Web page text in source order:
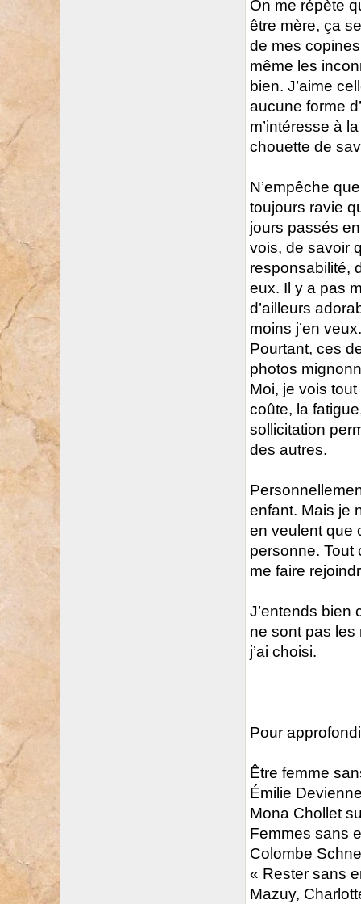
On me répète
être mère, ça
de mes
même les
bien. J’aime
aucune forme
m’intéresse à
chouette de
N’empêche
toujours ravie
jours passés
vois, de savoir
responsabilité,
eux. Il y a pas
d’ailleurs
moins j’en
Pourtant, ces
photos
Moi, je vois
coûte, la
sollicitation
des autres.
enfant. Mais je
en veulent que
personne. Tout
me faire
J’entends bien
ne sont pas les
j’ai choisi.
Pour
Être femme
Émilie
Mona Chollet
Femmes sans
Colombe
« Rester sans
Mazuy,